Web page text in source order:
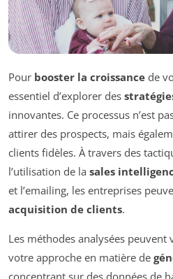
Pour booster la croissance de
essentiel d’explorer des
innovantes. Ce processus n’est
attirer des prospects, mais
clients fidèles. À travers des
l’utilisation de la sales
et l’emailing, les entreprises
acquisition de clients.
Les méthodes analysées
votre approche en matière de
concentrant sur des données de